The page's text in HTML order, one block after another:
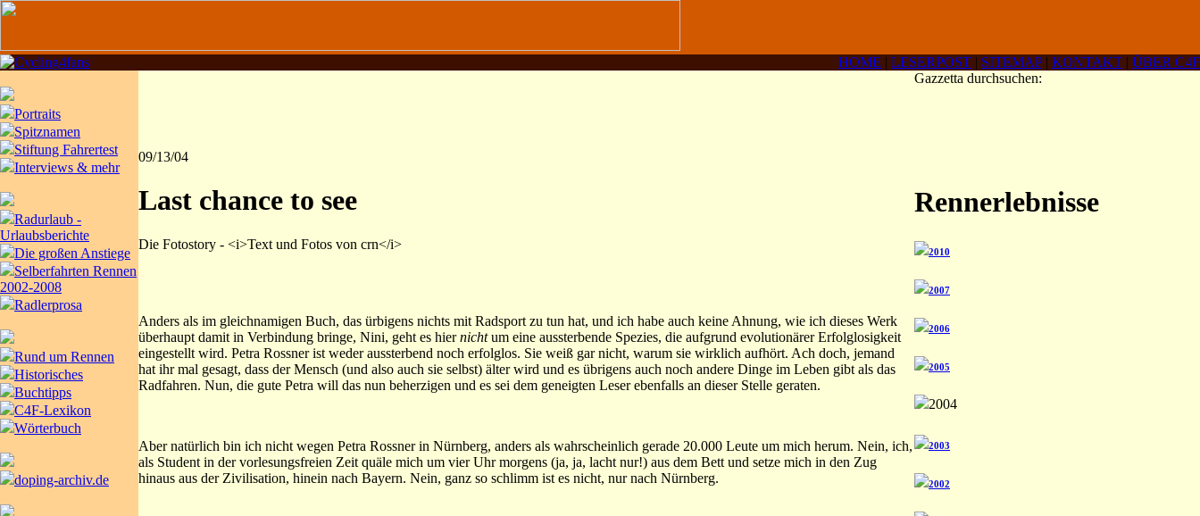
HOME | LESERPOST | SITEMAP| KONTAKT | ÜBER C4F
Portraits
Spitznamen
Stiftung Fahrertest
Interviews & mehr
Radurlaub -
Urlaubsberichte
Die großen Anstiege
Selberfahrten Rennen
2002-2008
Radlerprosa
Rund um Rennen
Historisches
Buchtipps
C4F-Lexikon
Wörterbuch
doping-archiv.de
09/13/04
Last chance to see
Die Fotostory - <i>Text und Fotos von crn</i>
Anders als im gleichnamigen Buch, das ürbigens nichts mit Radsport zu tun hat, und ich habe auch keine Ahnung, wie ich dieses Werk
überhaupt damit in Verbindung bringe, Nini, geht es hiernichtum eine aussterbende Spezies, die aufgrund evolutionärer Erfolglosigkeit
eingestellt wird. Petra Rossner ist weder aussterbend noch erfolglos. Sie weiß gar nicht, warum sie wirklich aufhört. Ach doch, jemand
hat ihr mal gesagt, dass der Mensch (und also auch sie selbst) älter wird und es übrigens auch noch andere Dinge im Leben gibt als das
Radfahren. Nun, die gute Petra will das nun beherzigen und es sei dem geneigten Leser ebenfalls an dieser Stelle geraten.
Aber natürlich bin ich nicht wegen Petra Rossner in Nürnberg, anders als wahrscheinlich gerade 20.000 Leute um mich herum. Nein, ich,
als Student in der vorlesungsfreien Zeit quäle mich um vier Uhr morgens (ja, ja, lacht nur!) aus dem Bett und setze mich in den Zug
hinaus aus der Zivilisation, hinein nach Bayern. Nein, ganz so schlimm ist es nicht, nur nach Nürnberg.
Gazzetta durchsuchen:
Rennerlebnisse
2010
2007
2006
2005
2004
2003
2002